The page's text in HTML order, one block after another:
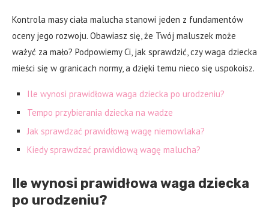
Kontrola masy ciała malucha stanowi jeden z fundamentów
oceny jego rozwoju. Obawiasz się, że Twój maluszek może
ważyć za mało? Podpowiemy Ci, jak sprawdzić, czy waga dziecka
mieści się w granicach normy, a dzięki temu nieco się uspokoisz.
Ile wynosi prawidłowa waga dziecka po urodzeniu?
Tempo przybierania dziecka na wadze
Jak sprawdzać prawidłową wagę niemowlaka?
Kiedy sprawdzać prawidłową wagę malucha?
Ile wynosi prawidłowa waga dziecka
po urodzeniu?